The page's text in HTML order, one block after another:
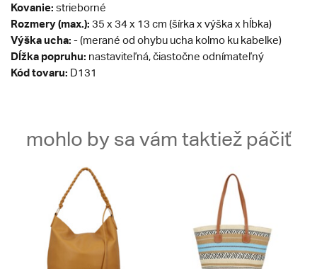
Kovanie: strieborné
Rozmery (max.): 35 x 34 x 13 cm (šírka x výška x hĺbka)
Výška ucha: - (merané od ohybu ucha kolmo ku kabelke)
Dĺžka popruhu: nastaviteľná, čiastočne odnímateľný
Kód tovaru: D131
mohlo by sa vám taktiež páčiť